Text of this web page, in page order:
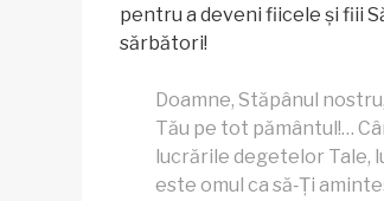
pentru a deveni fiicele și fiii
sărbători!
Doamne, Stăpânul
Tău pe tot pământul!…
lucrările degetelor Tale,
este omul ca să‑Ți